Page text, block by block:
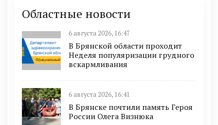
Областные новости
6 августа 2026, 16:47
В Брянской области проходит
Неделя популяризации грудного
вскармливания
6 августа 2026, 16:41
В Брянске почтили память Героя
России Олега Визнюка